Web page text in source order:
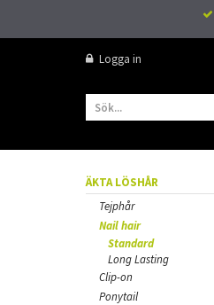
Logga in
ÄKTA LÖSHÅR
Tejphår
Nail hair
Standard
Long Lasting
Clip-on
Ponytail